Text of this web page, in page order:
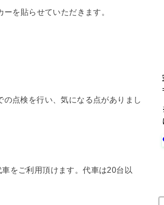
を貼らせていただきます。
点検を行い、気になる点がありまし
をご利用頂けます。代車は20台以